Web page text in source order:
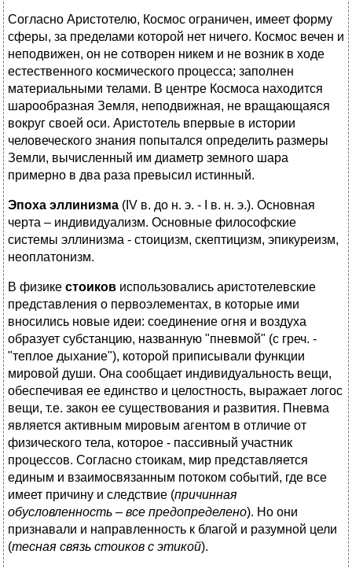
Согласно Аристотелю, Космос ограничен, имеет форму
сферы, за пределами которой нет ничего. Космос вечен и
неподвижен, он не сотворен никем и не возник в ходе
естественного космического процесса; заполнен
материальными телами. В центре Космоса находится
шарообразная Земля, неподвижная, не вращающаяся
вокруг своей оси. Аристотель впервые в истории
человеческого знания попытался определить размеры
Земли, вычисленный им диаметр земного шара
примерно в два раза превысил истинный.
Эпоха эллинизма (IV в. до н. э. - I в. н. э.). Основная
черта – индивидуализм. Основные философские
системы эллинизма - стоицизм, скептицизм, эпикуреизм,
неоплатонизм.
В физике стоиков использовались аристотелевские
представления о первоэлементах, в которые ими
вносились новые идеи: соединение огня и воздуха
образует субстанцию, названную "пневмой" (с греч. -
"теплое дыхание"), которой приписывали функции
мировой души. Она сообщает индивидуальность вещи,
обеспечивая ее единство и целостность, выражает логос
вещи, т.е. закон ее существования и развития. Пневма
является активным мировым агентом в отличие от
физического тела, которое - пассивный участник
процессов. Согласно стоикам, мир представляется
единым и взаимосвязанным потоком событий, где все
имеет причину и следствие (причинная
обусловленность – все предопределено). Но они
признавали и направленность к благой и разумной цели
(тесная связь стоиков с этикой).